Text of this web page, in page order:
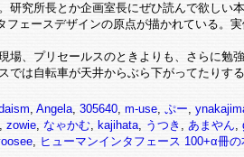
究所長とか企画室長にぜひ読んで欲しい本
ェースデザインの原点が描かれている。実
、プリセールスのときよりも、さらに勉強
では自転車が天井からぶら下がってたりす
, Angela, 305640, m-use, ぷー,
zowie, なゃかむ, kajihata, うつき , あまやん,
, ヒューマンインタフェース 100+α冊の